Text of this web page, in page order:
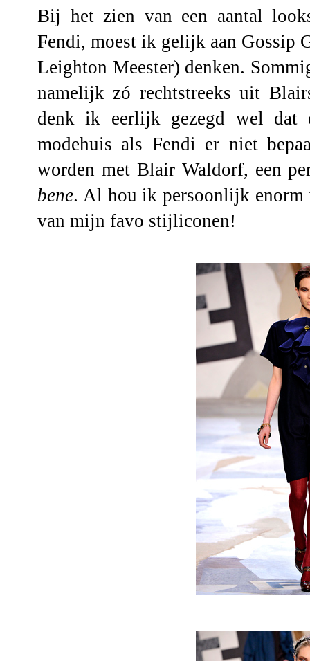
Bij het zien van een aantal
Fendi, moest ik gelijk aan Gossip
Leighton Meester) denken.
namelijk zó rechtstreeks uit
denk ik eerlijk gezegd wel dat
modehuis als Fendi er niet
worden met Blair Waldorf, een
bene. Al hou ik persoonlijk
van mijn favo stijliconen!